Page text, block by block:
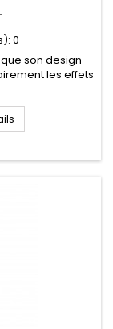
0
son design
les effets
dans
pure. Dilatation,
aussi
!